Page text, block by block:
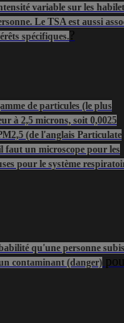
variable sur les
Le TSA est aussi
spécifiques. ?
de particules (le plus
à 2,5 microns, soit 0,0025
(de l'anglais Particulate
faut un microscope pour les
pour le système
qu'une personne
contaminant (danger)